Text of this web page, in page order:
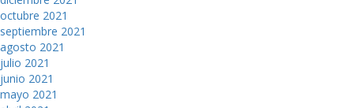
octubre 2021
septiembre 2021
agosto 2021
julio 2021
junio 2021
mayo 2021